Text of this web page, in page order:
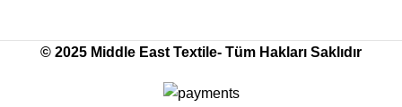
© 2025 Middle East Textile- Tüm Hakları Saklıdır